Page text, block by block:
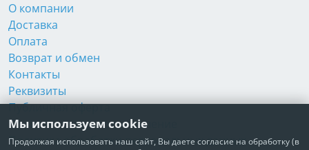
О компании
Доставка
Оплата
Возврат и обмен
Контакты
Реквизиты
Публичная оферта
Пользовательское соглашение
Политика обработки персональных данных
Мы используем cookie
Продолжая использовать наш сайт, Вы даете согласие на обработку (в